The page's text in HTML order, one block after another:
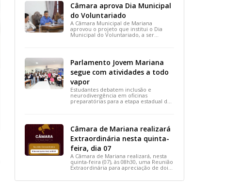
Câmara aprova Dia Municipal
do Voluntariado
A Câmara Municipal de Mariana
aprovou o projeto que institui o Dia
Municipal do Voluntariado, a ser
celebrado em 28 de agosto. A medida,
cidade.
Parlamento Jovem Mariana
segue com atividades a todo
vapor
Estudantes debatem inclusão e
neurodivergência em oficinas
preparatórias para a etapa estadual de
2026.
Câmara de Mariana realizará
Extraordinária nesta quinta-
feira, dia 07
A Câmara de Mariana realizará, nesta
quinta-feira (07), às 08h30, uma Reunião
Extraordinária para apreciação de dois
importantes projetos de interesse do
município.